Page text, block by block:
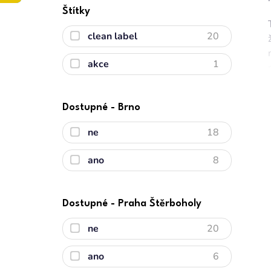
Štítky
clean label 20
akce 1
Dostupné - Brno
ne 18
ano 8
Dostupné - Praha Štěrboholy
ne 20
ano 6